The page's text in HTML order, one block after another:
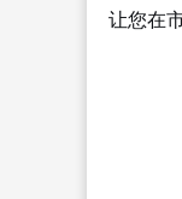
让您在